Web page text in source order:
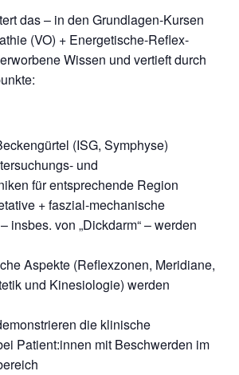
das – in den Grundlagen-Kursen
(VO) + Energetische-Reflex-
Wissen und vertieft durch
(ISG, Symphyse)
und
für entsprechende Region
+ faszial-mechanische
insbes. von „Dickdarm“ – werden
Aspekte (Reflexzonen, Meridiane,
und Kinesiologie) werden
die klinische
Patient:innen mit Beschwerden im